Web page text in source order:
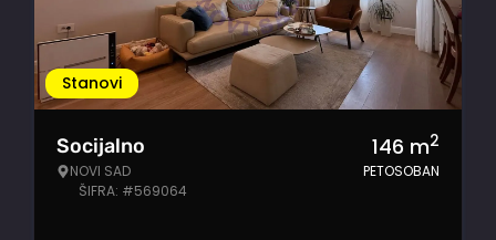
Stanovi
Socijalno
NOVI SAD
ŠIFRA: #569064
146 m2
PETOSOBAN